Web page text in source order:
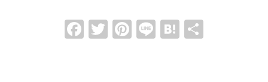
Facebook
Twitter
Pinterest
LineHatena